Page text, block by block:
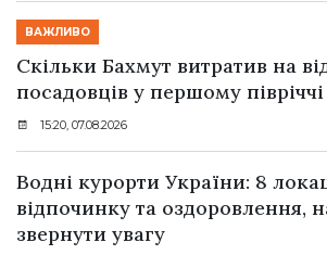
ВАЖЛИВО
Скільки Бахмут витратив на
посадовців у першому
15:20, 07.08.2026
Водні курорти України: 8
відпочинку та оздоровлення,
звернути увагу